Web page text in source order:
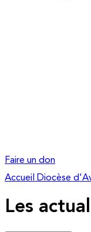
Faire un don
Accueil
Diocèse
Les